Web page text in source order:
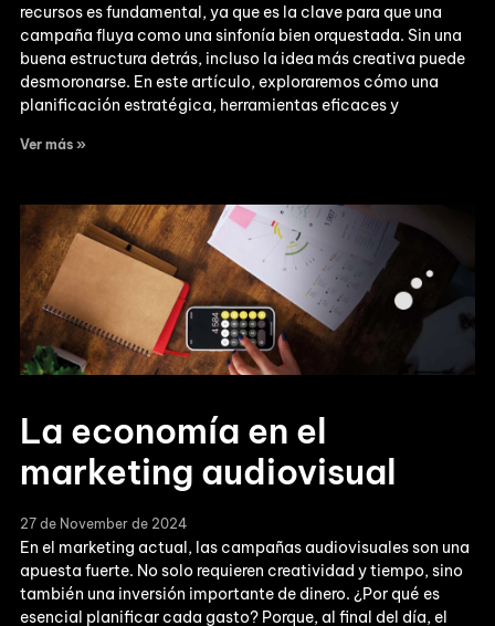
recursos es fundamental, ya que es la clave para que una
campaña fluya como una sinfonía bien orquestada. Sin una
buena estructura detrás, incluso la idea más creativa puede
desmoronarse. En este artículo, exploraremos cómo una
planificación estratégica, herramientas eficaces y
Ver más »
La economía en el
marketing audiovisual
27 de November de 2024
En el marketing actual, las campañas audiovisuales son una
apuesta fuerte. No solo requieren creatividad y tiempo, sino
también una inversión importante de dinero. ¿Por qué es
esencial planificar cada gasto? Porque, al final del día, el